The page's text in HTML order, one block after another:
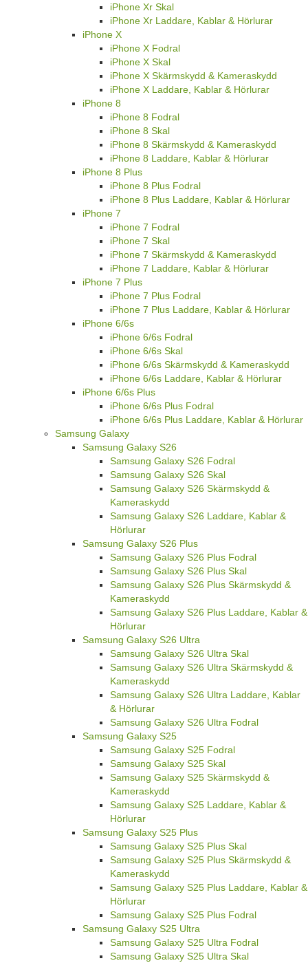
iPhone Xr Skal
iPhone Xr Laddare, Kablar & Hörlurar
iPhone X
iPhone X Fodral
iPhone X Skal
iPhone X Skärmskydd & Kameraskydd
iPhone X Laddare, Kablar & Hörlurar
iPhone 8
iPhone 8 Fodral
iPhone 8 Skal
iPhone 8 Skärmskydd & Kameraskydd
iPhone 8 Laddare, Kablar & Hörlurar
iPhone 8 Plus
iPhone 8 Plus Fodral
iPhone 8 Plus Laddare, Kablar & Hörlurar
iPhone 7
iPhone 7 Fodral
iPhone 7 Skal
iPhone 7 Skärmskydd & Kameraskydd
iPhone 7 Laddare, Kablar & Hörlurar
iPhone 7 Plus
iPhone 7 Plus Fodral
iPhone 7 Plus Laddare, Kablar & Hörlurar
iPhone 6/6s
iPhone 6/6s Fodral
iPhone 6/6s Skal
iPhone 6/6s Skärmskydd & Kameraskydd
iPhone 6/6s Laddare, Kablar & Hörlurar
iPhone 6/6s Plus
iPhone 6/6s Plus Fodral
iPhone 6/6s Plus Laddare, Kablar & Hörlurar
Samsung Galaxy
Samsung Galaxy S26
Samsung Galaxy S26 Fodral
Samsung Galaxy S26 Skal
Samsung Galaxy S26 Skärmskydd &
Kameraskydd
Samsung Galaxy S26 Laddare, Kablar &
Hörlurar
Samsung Galaxy S26 Plus
Samsung Galaxy S26 Plus Fodral
Samsung Galaxy S26 Plus Skal
Samsung Galaxy S26 Plus Skärmskydd &
Kameraskydd
Samsung Galaxy S26 Plus Laddare, Kablar &
Hörlurar
Samsung Galaxy S26 Ultra
Samsung Galaxy S26 Ultra Skal
Samsung Galaxy S26 Ultra Skärmskydd &
Kameraskydd
Samsung Galaxy S26 Ultra Laddare, Kablar
& Hörlurar
Samsung Galaxy S26 Ultra Fodral
Samsung Galaxy S25
Samsung Galaxy S25 Fodral
Samsung Galaxy S25 Skal
Samsung Galaxy S25 Skärmskydd &
Kameraskydd
Samsung Galaxy S25 Laddare, Kablar &
Hörlurar
Samsung Galaxy S25 Plus
Samsung Galaxy S25 Plus Skal
Samsung Galaxy S25 Plus Skärmskydd &
Kameraskydd
Samsung Galaxy S25 Plus Laddare, Kablar &
Hörlurar
Samsung Galaxy S25 Plus Fodral
Samsung Galaxy S25 Ultra
Samsung Galaxy S25 Ultra Fodral
Samsung Galaxy S25 Ultra Skal